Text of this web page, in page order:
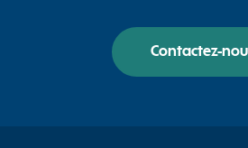
Contactez-